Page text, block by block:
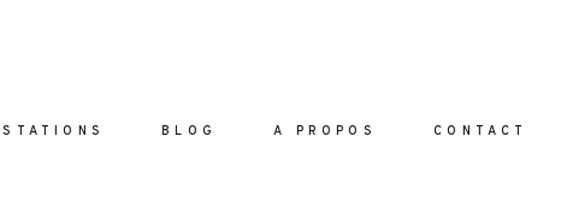
BLOG A PROPOS CONTACT